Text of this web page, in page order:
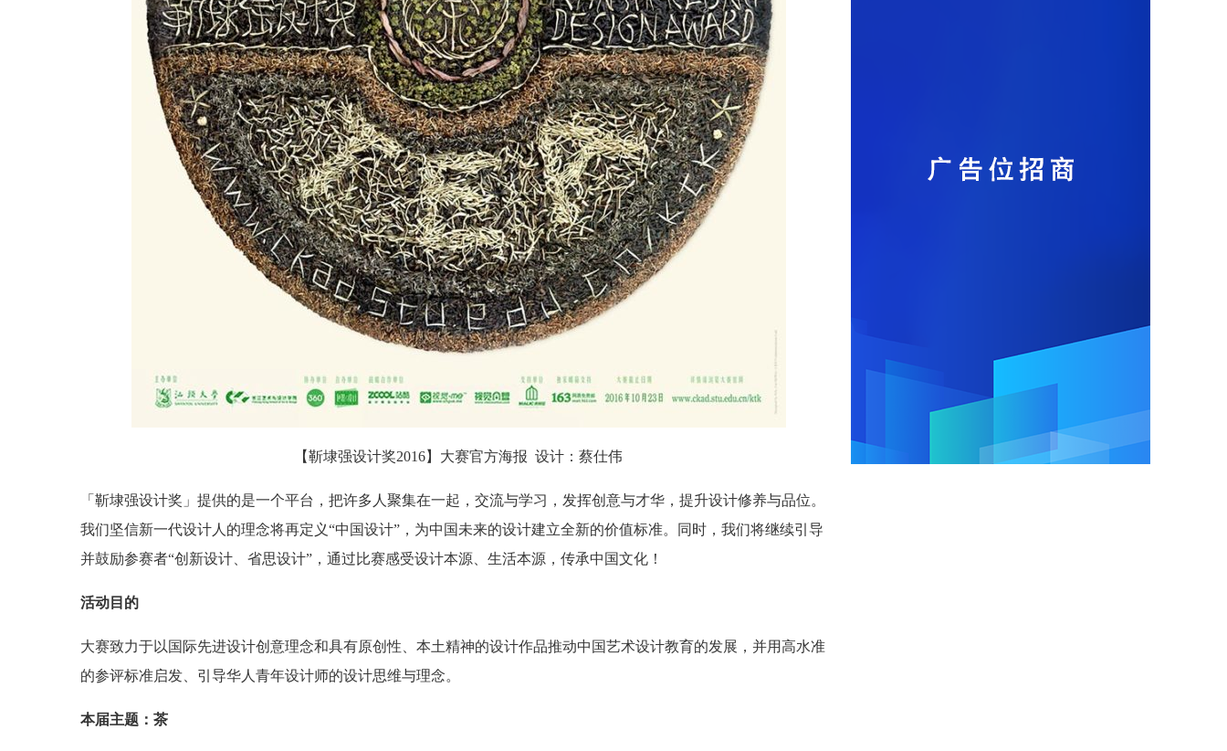
【靳埭强设计奖2016】大赛官方海报 设计：蔡仕伟
「靳埭强设计奖」提供的是一个平台，把许多人聚集在一起，交流与学习，发挥创意与才华，提升设计修养与品位。
我们坚信新一代设计人的理念将再定义“中国设计”，为中国未来的设计建立全新的价值标准。同时，我们将继续引导
并鼓励参赛者“创新设计、省思设计”，通过比赛感受设计本源、生活本源，传承中国文化！
活动目的
大赛致力于以国际先进设计创意理念和具有原创性、本土精神的设计作品推动中国艺术设计教育的发展，并用高水准
的参评标准启发、引导华人青年设计师的设计思维与理念。
本届主题：茶